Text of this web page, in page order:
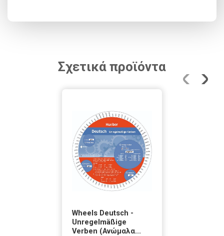
Σχετικά προϊόντα
Wheels Deutsch -
Unregelmäßige
Verben (Ανώμαλα...